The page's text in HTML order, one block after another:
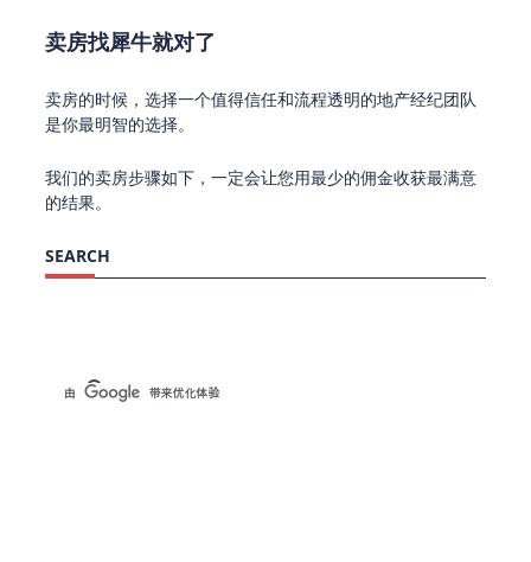
卖房找犀牛就对了
卖房的时候，选择一个值得信任和流程透明的地产经纪团队
是你最明智的选择。
我们的卖房步骤如下，一定会让您用最少的佣金收获最满意
的结果。
SEARCH